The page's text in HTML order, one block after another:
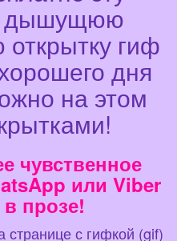
дышущюю
гиф
дня
на этом
чувственное
или Viber
прозе!
с гифкой (gif)